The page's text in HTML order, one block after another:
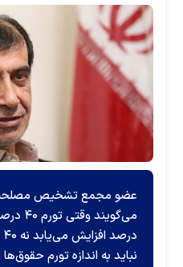
عضو مجمع تشخیص
نباید به اندازه تورم